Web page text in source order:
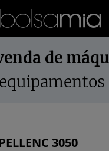
de
3050